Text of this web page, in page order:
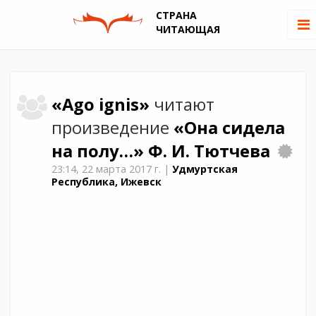
СТРАНА
ЧИТАЮЩАЯ
«Ago ignis» читают
произведение «Она сидела
на полу…» Ф. И. Тютчева
23:14, 22 марта 2017 г. | Удмуртская
Республика, Ижевск